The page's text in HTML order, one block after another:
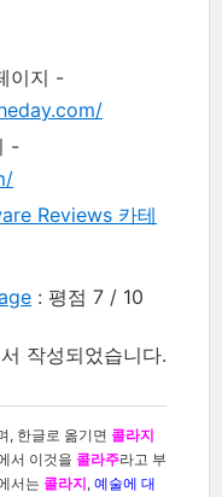
이지 -
-
Reviews 카테
: 평점 7 / 10
작성되었습니다.
, 한글로 옮기면 콜라지
서 이것을 콜라주라고 부
서는 콜라지, 예술에 대